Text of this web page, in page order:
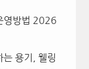
영방법 2026
는 용기, 웰링